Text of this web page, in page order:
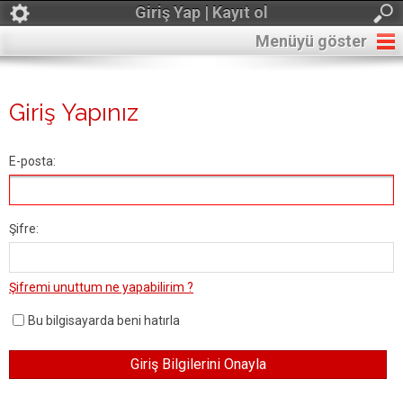
Giriş Yap | Kayıt ol
Menüyü göster
Giriş Yapınız
E-posta:
Şifre:
Şifremi unuttum ne yapabilirim ?
Bu bilgisayarda beni hatırla